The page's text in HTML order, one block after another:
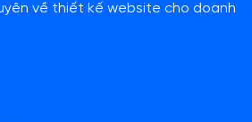
về thiết kế website cho doanh